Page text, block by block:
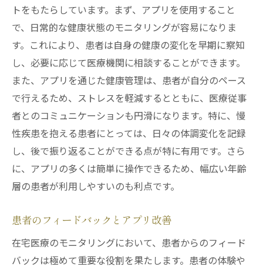
トをもたらしています。まず、アプリを使用すること
で、日常的な健康状態のモニタリングが容易になりま
す。これにより、患者は自身の健康の変化を早期に察知
し、必要に応じて医療機関に相談することができます。
また、アプリを通じた健康管理は、患者が自分のペース
で行えるため、ストレスを軽減するとともに、医療従事
者とのコミュニケーションも円滑になります。特に、慢
性疾患を抱える患者にとっては、日々の体調変化を記録
し、後で振り返ることができる点が特に有用です。さら
に、アプリの多くは簡単に操作できるため、幅広い年齢
層の患者が利用しやすいのも利点です。
患者のフィードバックとアプリ改善
在宅医療のモニタリングにおいて、患者からのフィード
バックは極めて重要な役割を果たします。患者の体験や